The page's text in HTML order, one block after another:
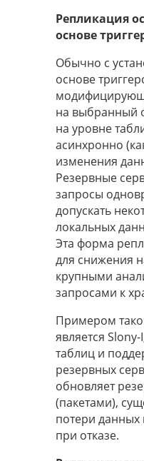
Репликация
основе
Обычно с
основе
на выбранный
на уровне
асинхронно
изменения
Резервные
запросы
допускать
локальных
Эта форма
для снижения
крупными
запросами к
Примером
является
таблиц и
резервных
обновляет
(пакетами),
потери
при отказе.